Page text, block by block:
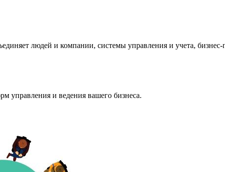
людей и компании, системы управления и учета,
управления и ведения вашего бизнеса.